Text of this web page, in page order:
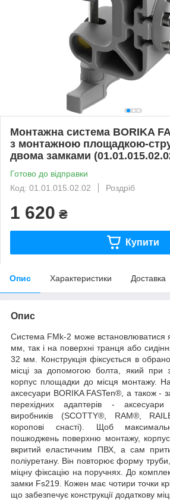
Монтажна система BORIKA
з монтажною площадкою-
двома замками
Готово до відправки
Код: 01.01.015.02.02
Роздріб
1 620 ₴
Купити
Опис Характеристики Доставка
Опис
Система FMk-2 може встановлюватися
мм, так і на поверхні транця або
32 мм. Конструкція фіксується в
місці за допомогою болта, який при
корпус площадки до місця монтажу.
аксесуари BORIKA FASTen®, а також -
перехідних адаптерів -
виробників (SCOTTY®, RAM®,
коропові снасті). Щоб
пошкоджень поверхню монтажу,
вкритий еластичним ПВХ, а сам
поліуретану. Він повторює форму
міцну фіксацію на поручнях. До
замки Fs219. Кожен має чотири точки
що забезпечує конструкції додаткову